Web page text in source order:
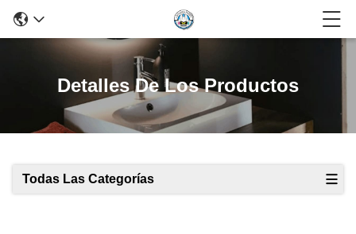
Detalles De Los Productos
Todas Las Categorías